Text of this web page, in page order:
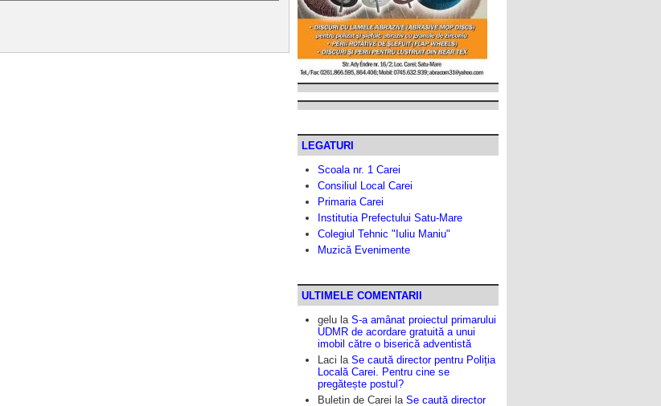
LEGATURI
Scoala nr. 1 Carei
Consiliul Local Carei
Primaria Carei
Institutia Prefectului Satu-Mare
Colegiul Tehnic "Iuliu Maniu"
Muzică Evenimente
ULTIMELE COMENTARII
gelu la S-a amânat proiectul primarului
UDMR de acordare gratuită a unui
imobil către o biserică adventistă
Laci la Se caută director pentru Poliția
Locală Carei. Pentru cine se
pregătește postul?
Buletin de Carei la Se caută director